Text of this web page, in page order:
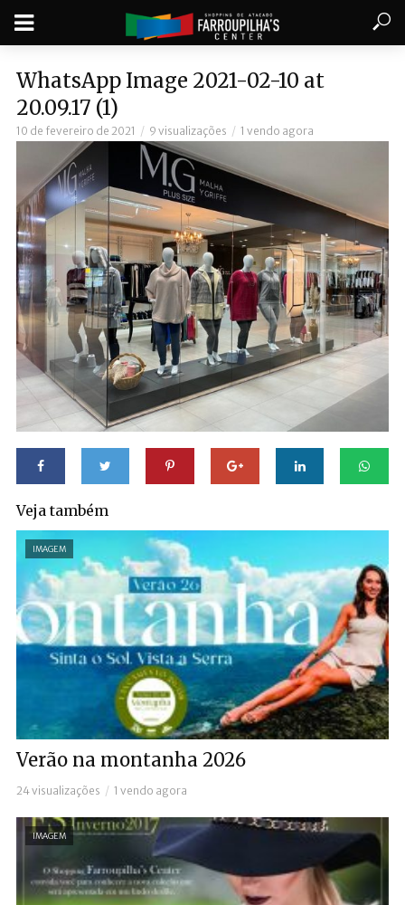
WhatsApp Image 2021-02-10 at
20.09.17 (1)
10 de fevereiro de 2021 9 visualizações 1 vendo agora
Veja também
IMAGEM
Verão na montanha 2026
24 visualizações 1 vendo agora
IMAGEM